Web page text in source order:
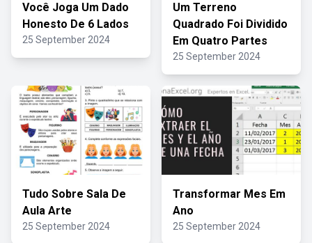
Você Joga Um Dado
Honesto De 6 Lados
25 September 2024
Um Terreno
Quadrado Foi Dividido
Em Quatro Partes
25 September 2024
Tudo Sobre Sala De
Aula Arte
25 September 2024
Transformar Mes Em
Ano
25 September 2024